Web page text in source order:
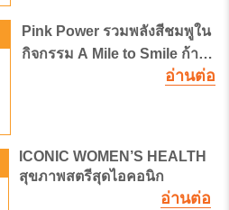
Pink Power รวมพลังสีชมพูใน
กิจกรรม A Mile to Smile ก้าว
ต่อไปเพื่อรอยยิ้มของผู้ป่วยอ่านต่อ
ICONIC WOMEN’S HEALTH
สุขภาพสตรีสุดไอคอนิก
อ่านต่อ